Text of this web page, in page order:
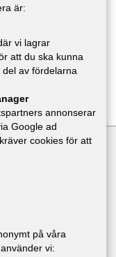
texter, bilder eller
är:
vi lagrar
att du ska kunna
av fördelarna
annonserar
Google ad
cookies för att
på våra
vi: